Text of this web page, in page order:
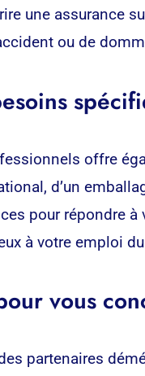
une assurance
ou de
offre
d’un
pour répondre
à votre emploi
vous
partenaires